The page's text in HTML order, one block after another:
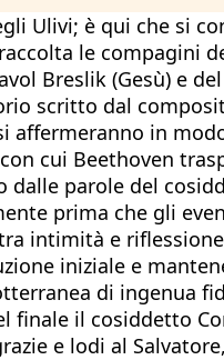
Ulivi; è qui che si
le compagini
Breslik (Gesù) e
scritto dal
affermeranno in
cui Beethoven
parole del
prima che gli
intimità e
iniziale e
di ingenua
finale il cosiddetto
e lodi al